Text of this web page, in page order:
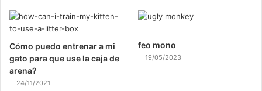
Cómo puedo entrenar a mi
gato para que use la caja de
arena?
24/11/2021
feo mono
19/05/2023